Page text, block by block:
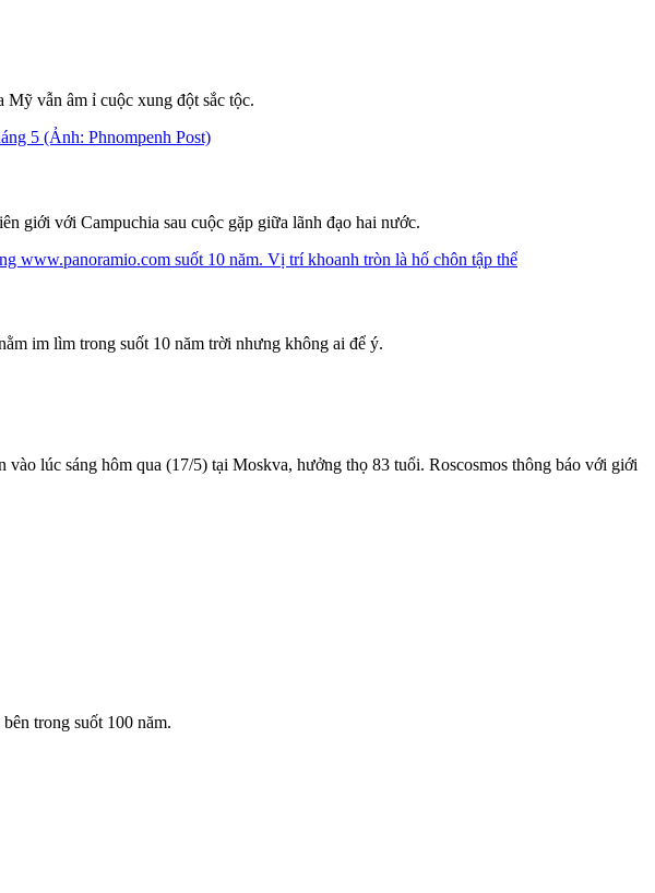
vẫn âm ỉ cuộc xung đột sắc tộc.
giới với Campuchia sau cuộc gặp giữa lãnh đạo hai nước.
im lìm trong suốt 10 năm trời nhưng không ai để ý.
lúc sáng hôm qua (17/5) tại Moskva, hưởng thọ 83 tuổi. Roscosmos thông báo với giới
trong suốt 100 năm.